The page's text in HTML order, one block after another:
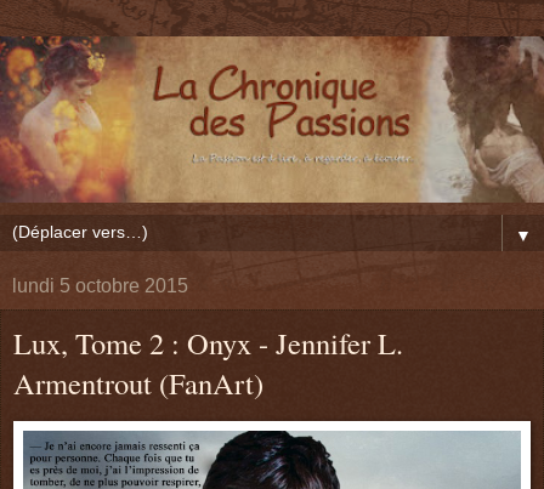
▼
lundi 5 octobre 2015
Lux, Tome 2 : Onyx - Jennifer L.
Armentrout (FanArt)